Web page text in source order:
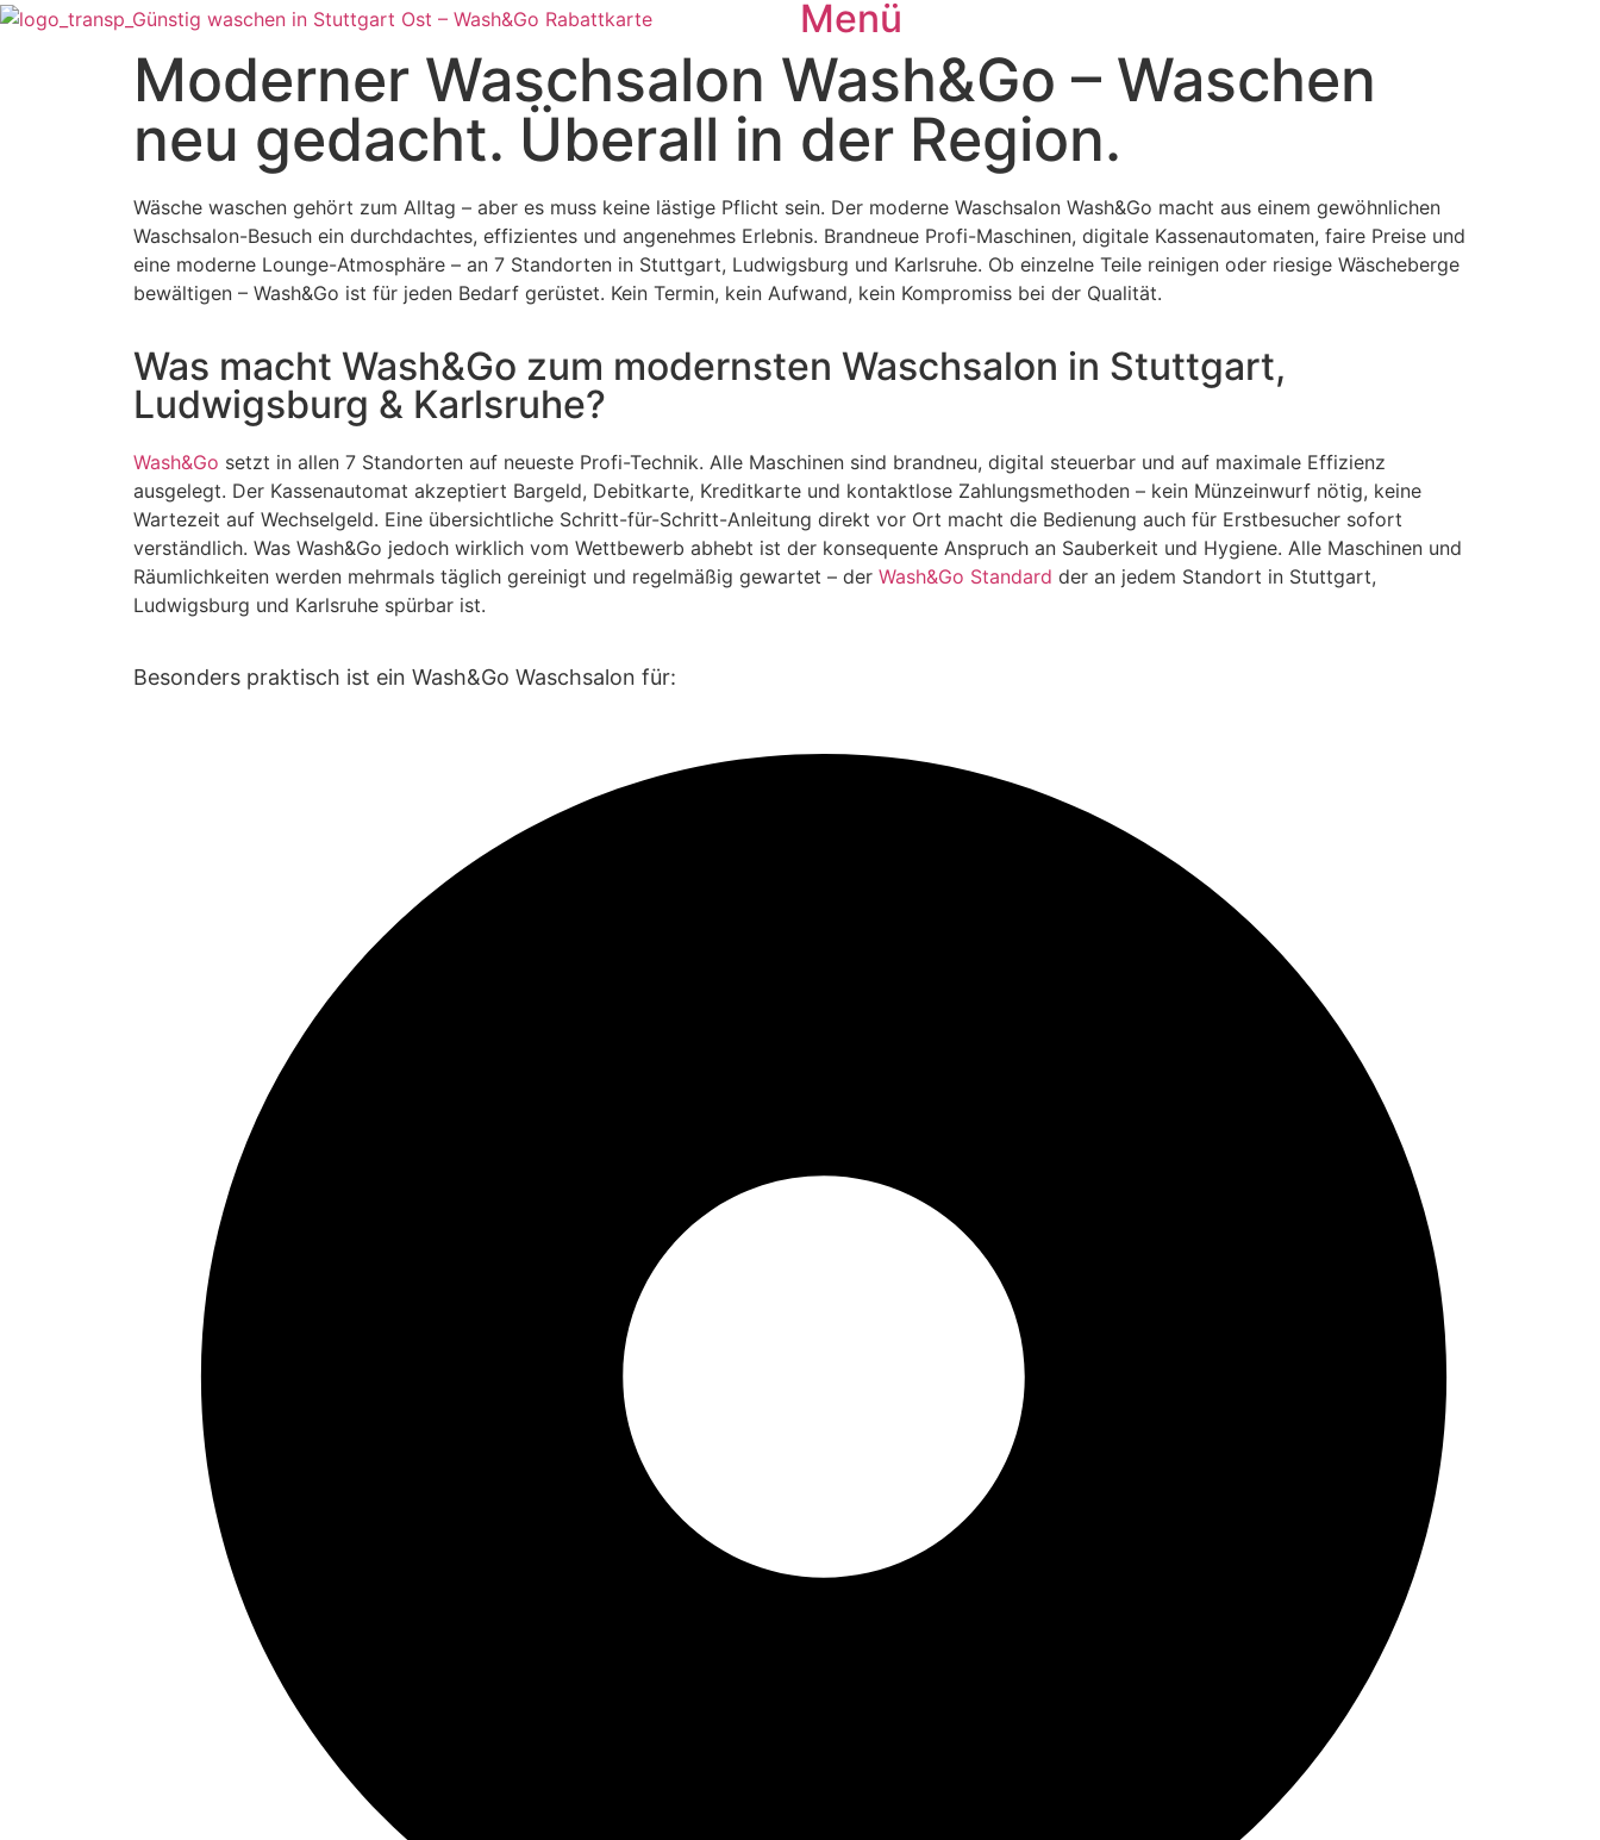
Menü
Moderner Waschsalon Wash&Go – Waschen
neu gedacht. Überall in der Region.
Wäsche waschen gehört zum Alltag – aber es muss keine lästige Pflicht sein. Der moderne Waschsalon Wash&Go macht aus einem gewöhnlichen
Waschsalon-Besuch ein durchdachtes, effizientes und angenehmes Erlebnis. Brandneue Profi-Maschinen, digitale Kassenautomaten, faire Preise und
eine moderne Lounge-Atmosphäre – an 7 Standorten in Stuttgart, Ludwigsburg und Karlsruhe. Ob einzelne Teile reinigen oder riesige Wäscheberge
bewältigen – Wash&Go ist für jeden Bedarf gerüstet. Kein Termin, kein Aufwand, kein Kompromiss bei der Qualität.
Was macht Wash&Go zum modernsten Waschsalon in Stuttgart,
Ludwigsburg & Karlsruhe?
Wash&Go setzt in allen 7 Standorten auf neueste Profi-Technik. Alle Maschinen sind brandneu, digital steuerbar und auf maximale Effizienz
ausgelegt. Der Kassenautomat akzeptiert Bargeld, Debitkarte, Kreditkarte und kontaktlose Zahlungsmethoden – kein Münzeinwurf nötig, keine
Wartezeit auf Wechselgeld. Eine übersichtliche Schritt-für-Schritt-Anleitung direkt vor Ort macht die Bedienung auch für Erstbesucher sofort
verständlich. Was Wash&Go jedoch wirklich vom Wettbewerb abhebt ist der konsequente Anspruch an Sauberkeit und Hygiene. Alle Maschinen und
Räumlichkeiten werden mehrmals täglich gereinigt und regelmäßig gewartet – der Wash&Go Standard der an jedem Standort in Stuttgart,
Ludwigsburg und Karlsruhe spürbar ist.
Besonders praktisch ist ein Wash&Go Waschsalon für: